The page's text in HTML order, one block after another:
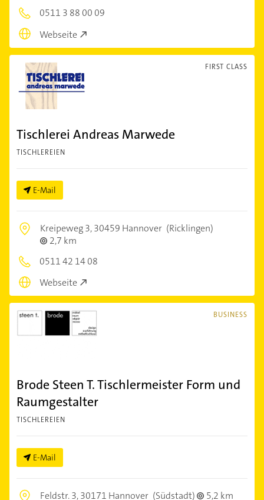
0511 3 88 00 09
Webseite
FIRST CLASS
Tischlerei Andreas Marwede
TISCHLEREIEN
E-Mail
Kreipeweg 3,30459 Hannover (Ricklingen)
2,7 km
0511 42 14 08
Webseite
BUSINESS
Brode Steen T. Tischlermeister Form und
Raumgestalter
TISCHLEREIEN
E-Mail
Feldstr. 3,30171 Hannover (Südstadt)
5,2 km